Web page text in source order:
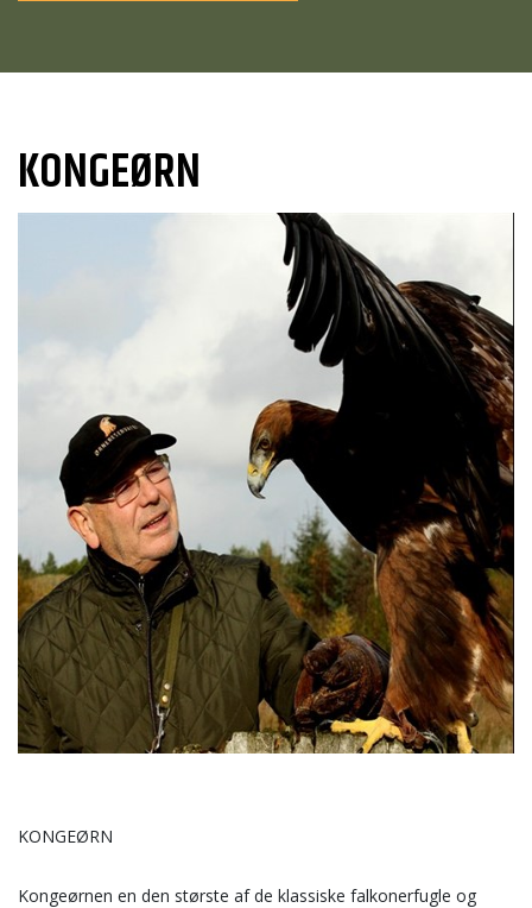
KONGEØRN
KONGEØRN
Kongeørnen en den største af de klassiske falkonerfugle og